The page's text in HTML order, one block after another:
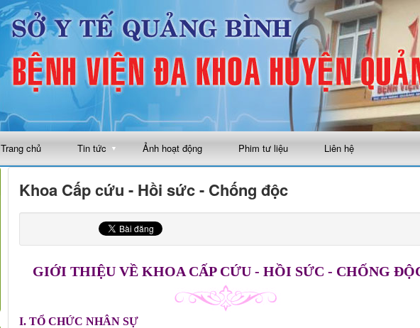
Trang chủ Tin tức ▼ Ảnh hoạt động Phim tư liệu Liên hệ
Khoa Cấp cứu - Hồi sức - Chống độc
GIỚI THIỆU VỀ KHOA CẤP CỨU - HỒI SỨC - CHỐNG
I. TỔ CHỨC NHÂN SỰ